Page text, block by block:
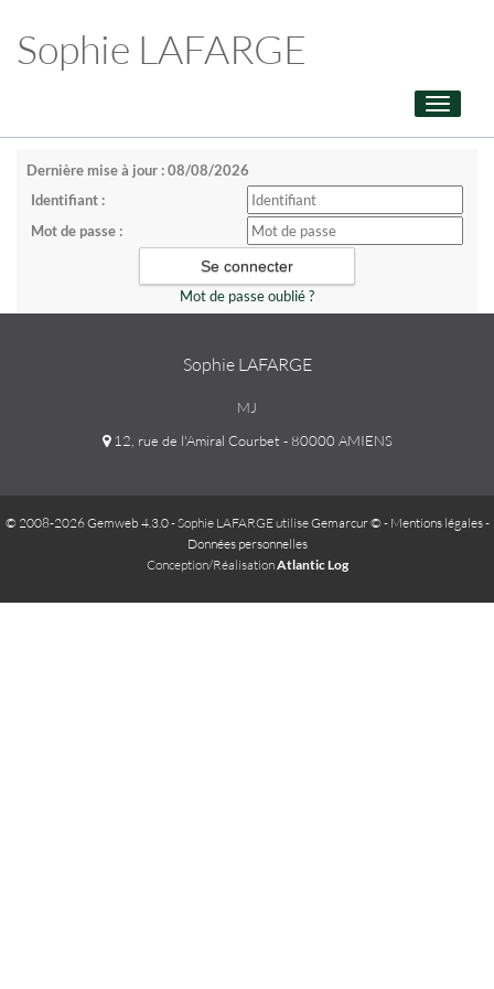
Sophie LAFARGE
Toggle
Dernière mise à jour : 08/08/2026
Identifiant :
Mot de passe :
Mot de passe oublié ?
Sophie LAFARGE
MJ
12, rue de l'Amiral Courbet - 80000 AMIENS
© 2008-2026 Gemweb 4.3.0- Sophie LAFARGE utiliseGemarcur © - Mentions légales-
Données personnelles
Conception/RéalisationAtlantic Log